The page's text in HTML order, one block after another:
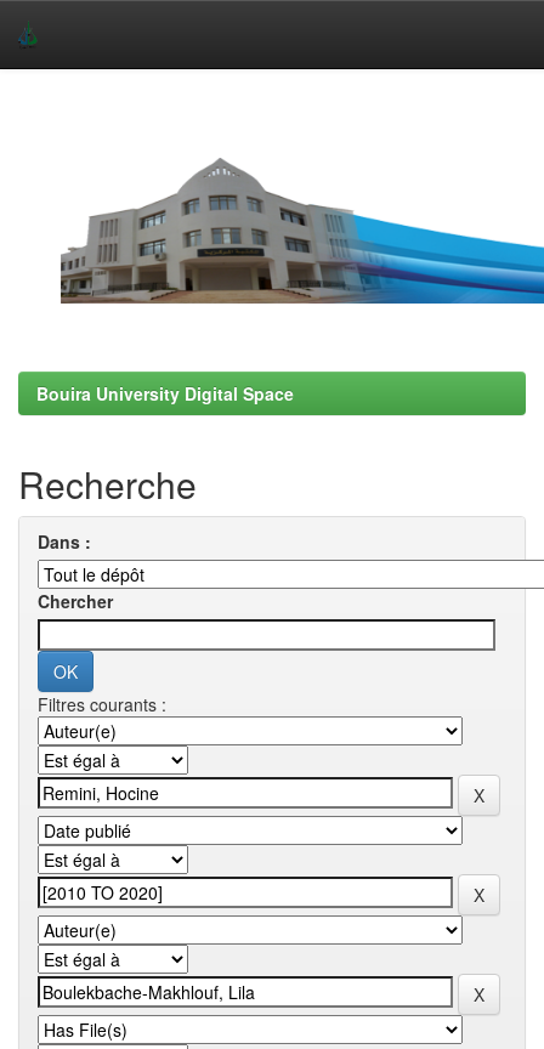
Bouira University Digital Space
Recherche
Dans :
Chercher
Filtres courants :